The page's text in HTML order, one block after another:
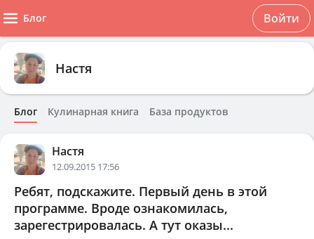
Блог Войти
Настя
Блог Кулинарная книга База продуктов
Настя
12.09.2015 17:56
Ребят, подскажите. Первый день в этой
программе. Вроде ознакомилась,
зарегестрировалась. А тут оказы...